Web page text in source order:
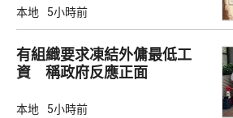
本地 5小時前
有組織要求凍結外傭最低工
資 稱政府反應正面
本地 5小時前